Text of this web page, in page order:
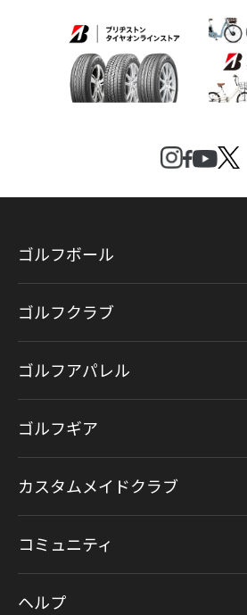
ゴルフボール
ゴルフクラブ
ゴルフアパレル
ゴルフギア
カスタムメイドクラブ
コミュニティ
ヘルプ